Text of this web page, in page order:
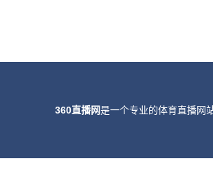
360直播网是一个专业的体育直播网